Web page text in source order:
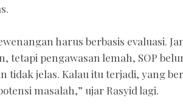
harus berbasis evaluasi.
tetapi pengawasan lemah, SOP
tidak jelas. Kalau itu terjadi, yang
masalah,” ujar Rasyid lagi.